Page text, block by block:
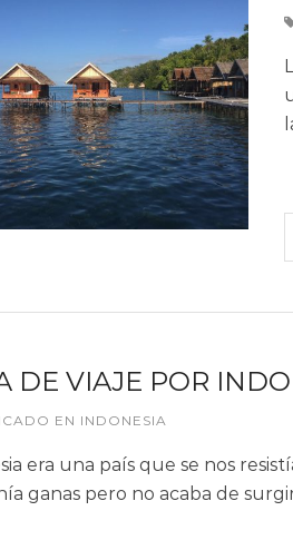
DE VIAJE POR
EN INDONESIA
era una país que se nos
ganas pero no acaba de